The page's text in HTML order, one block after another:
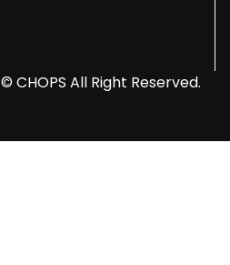
© CHOPS All Right Reserved.